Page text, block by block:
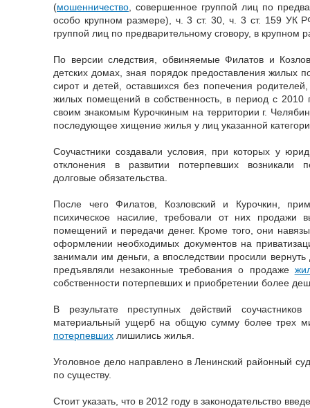
(мошенничество , совершенное группой лиц по
особо крупном размере), ч. 3 ст. 30, ч. 3 ст. 159 УК
группой лиц по предварительному сговору, в крупном
По версии следствия, обвиняемые Филатов и
детских домах, зная порядок предоставления жилых
сирот и детей, оставшихся без попечения
жилых помещений в собственность, в период с 2010
своим знакомым Курочкиным на территории г.
последующее хищение жилья у лиц указанной
Соучастники создавали условия, при которых у
отклонения в развитии потерпевших возникали
долговые обязательства.
После чего Филатов, Козловский и Курочкин,
психическое насилие, требовали от них продажи
помещений и передачи денег. Кроме того, они
оформлении необходимых документов на
занимали им деньги, а впоследствии просили
предъявляли незаконные требования о продаже
собственности потерпевших и приобретении более
В результате преступных действий
материальный ущерб на общую сумму более трех
потерпевших лишились жилья.
Уголовное дело направлено в Ленинский районный
по существу.
Стоит указать, что в 2012 году в законодательство